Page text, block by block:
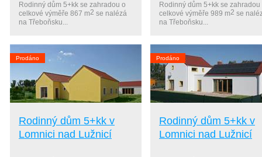
Rodinný dům 5+kk se zahradou o
celkové výměře 867 m2 se nalézá
na Třeboňsku...
Rodinný dům 5+kk se zahradou
celkové výměře 989 m2 se
na Třeboňsku...
Prodáno
Rodinný dům 5+kk v
Lomnici nad Lužnicí
Prodáno
Rodinný dům 5+kk v
Lomnici nad Lužnicí